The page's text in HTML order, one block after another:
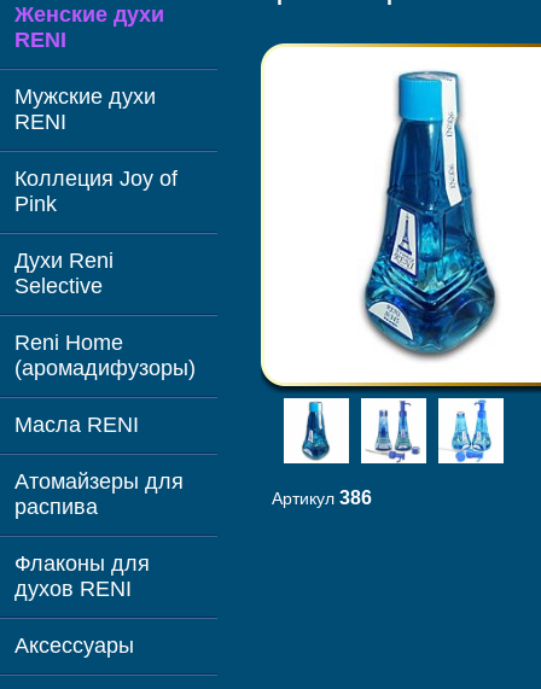
Женские духи
RENI
Мужские духи
RENI
Коллеция Joy of
Pink
Духи Reni
Selective
Reni Home
(аромадифузоры)
Масла RENI
Атомайзеры для
распива
Флаконы для
духов RENI
Аксессуары
Артикул 386